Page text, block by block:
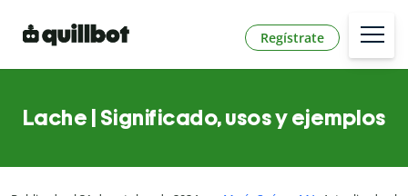
Regístrate
Lache | Significado, usos y ejemplos